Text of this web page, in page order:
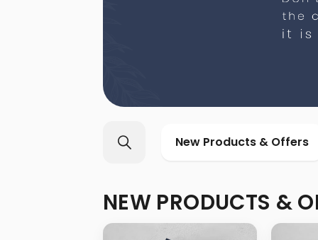
New Products & Offers
NEW PRODUCTS &